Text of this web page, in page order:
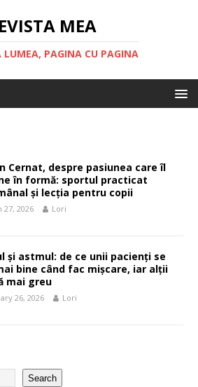
MEA
LUMEA, PAGINA CU PAGINA
Cernat, despre pasiunea care îl
în formă: sportul practicat
și lecția pentru copii
27, 2026 Lori
și astmul: de ce unii pacienți se
bine când fac mișcare, iar alții
mai greu
26, 2026 Lori
Search